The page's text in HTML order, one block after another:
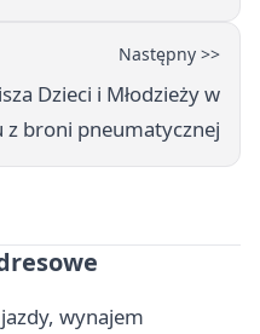
Następny >>
Dzieci i Młodzieży w
z broni pneumatycznej
wynajem